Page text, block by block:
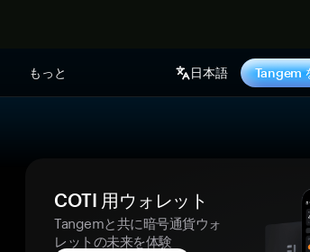
もっと 日本語 Tangem
COTI 用ウォレット
Tangemと共に暗号通貨ウォ
レットの未来を体験